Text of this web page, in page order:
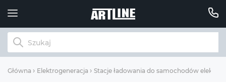
Główna Elektrogeneracja Stacje ładowania do samochodów